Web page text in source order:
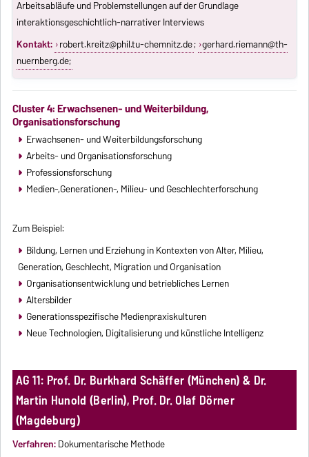
Arbeitsabläufe und Problemstellungen auf der Grundlage
interaktionsgeschichtlich-narrativer Interviews
Kontakt: robert.kreitz@phil.tu-chemnitz.de; gerhard.riemann@th-
nuernberg.de;
Cluster 4: Erwachsenen- und Weiterbildung,
Organisationsforschung
Erwachsenen- und Weiterbildungsforschung
Arbeits- und Organisationsforschung
Professionsforschung
Medien-,Generationen-, Milieu- und Geschlechterforschung
Zum Beispiel:
Bildung, Lernen und Erziehung in Kontexten von Alter, Milieu,
Generation, Geschlecht, Migration und Organisation
Organisationsentwicklung und betriebliches Lernen
Altersbilder
Generationsspezifische Medienpraxiskulturen
Neue Technologien, Digitalisierung und künstliche Intelligenz
AG 11: Prof. Dr. Burkhard Schäffer (München) & Dr.
Martin Hunold (Berlin), Prof. Dr. Olaf Dörner
(Magdeburg)
Verfahren:Dokumentarische Methode